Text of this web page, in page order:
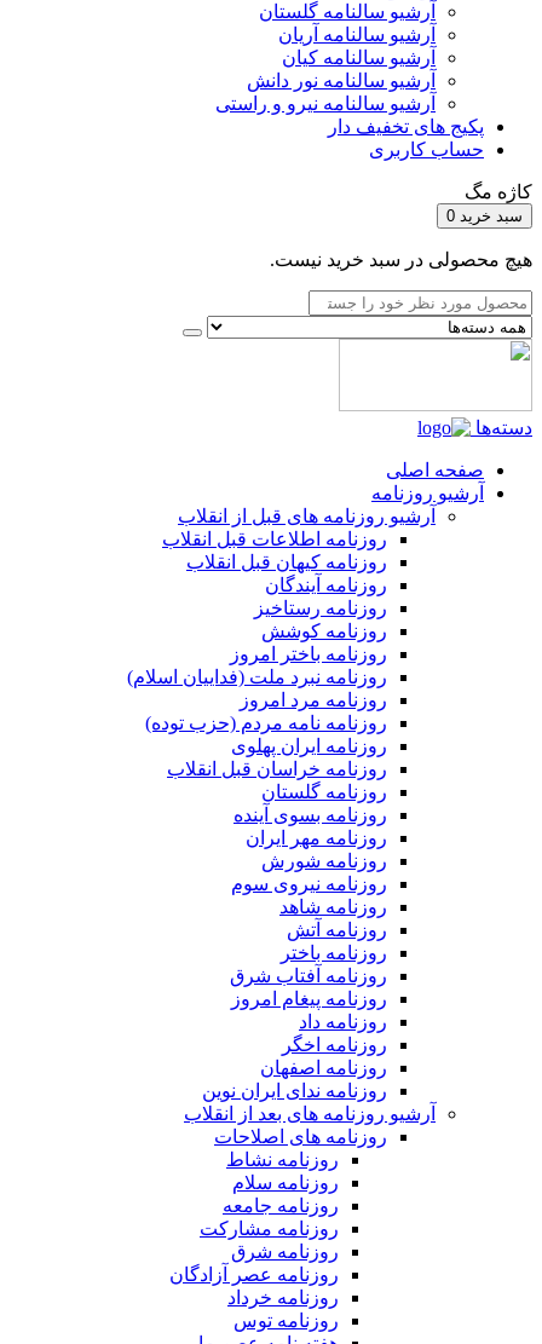
آرشیو سالنامه گلستان
آرشیو سالنامه آریان
آرشیو سالنامه کیان
آرشیو سالنامه نور دانش
آرشیو سالنامه نیرو و راستی
پکیج های تخفیف دار
حساب کاربری
کاژه مگ
سبد خرید 0
هیچ محصولی در سبد خرید نیست.
دسته‌ها
صفحه اصلی
آرشیو روزنامه
آرشیو روزنامه های قبل از انقلاب
روزنامه اطلاعات قبل انقلاب
روزنامه کیهان قبل انقلاب
روزنامه آیندگان
روزنامه رستاخیز
روزنامه کوشش
روزنامه باختر امروز
روزنامه نبرد ملت (فداییان اسلام)
روزنامه مرد امروز
روزنامه نامه مردم (حزب توده)
روزنامه ایران پهلوی
روزنامه خراسان قبل انقلاب
روزنامه گلستان
روزنامه بسوی آینده
روزنامه مهر ایران
روزنامه شورش
روزنامه نیروی سوم
روزنامه شاهد
روزنامه آتش
روزنامه باختر
روزنامه آفتاب شرق
روزنامه پیغام امروز
روزنامه داد
روزنامه اخگر
روزنامه اصفهان
روزنامه ندای ایران نوین
آرشیو روزنامه های بعد از انقلاب
روزنامه های اصلاحات
روزنامه نشاط
روزنامه سلام
روزنامه جامعه
روزنامه مشارکت
روزنامه شرق
روزنامه عصر آزادگان
روزنامه خرداد
روزنامه توس